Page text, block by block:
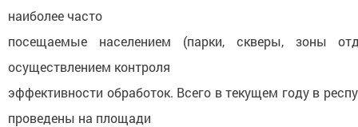
наиболее часто
посещаемые населением (парки, скверы, зоны
осуществлением контроля
эффективности обработок. Всего в текущем году в
проведены на площади